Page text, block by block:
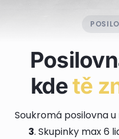
kdetě
Soukromá posilovna u
3. Skupinky max 6